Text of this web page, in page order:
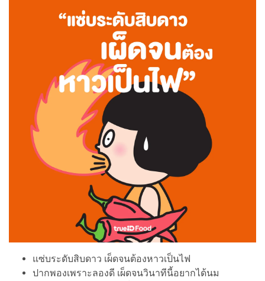
แซ่บระดับสิบดาว เผ็ดจนต้องหาวเป็นไฟ
ปากพองเพราะลองดี เผ็ดจนวินาทีนี้อยากได้นม